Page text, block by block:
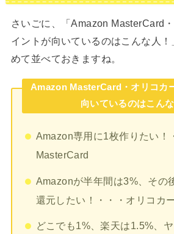
さいごに、「Amazon MasterCard
イントが向いているのはこんな人
めて並べておきますね。
Amazon MasterCard・オリコカ
向いているのはこんな
Amazon専用に1枚作りたい！
MasterCard
Amazonが半年間は3%、その
還元したい！・・・オリコカ
どこでも1%、楽天は1.5%、